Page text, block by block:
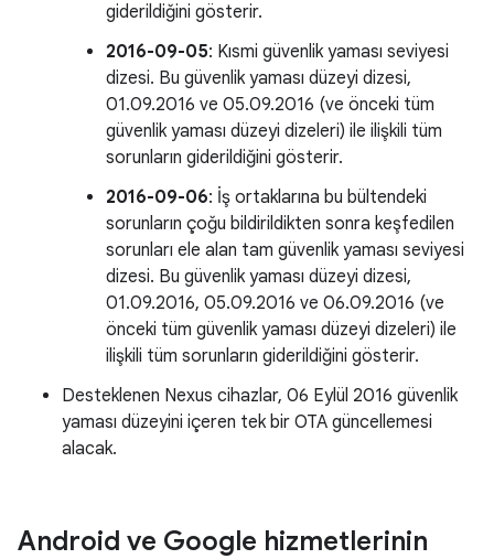
giderildiğini gösterir.
2016-09-05: Kısmi güvenlik yaması seviyesi
dizesi. Bu güvenlik yaması düzeyi dizesi,
01.09.2016 ve 05.09.2016 (ve önceki tüm
güvenlik yaması düzeyi dizeleri) ile ilişkili tüm
sorunların giderildiğini gösterir.
2016-09-06: İş ortaklarına bu bültendeki
sorunların çoğu bildirildikten sonra keşfedilen
sorunları ele alan tam güvenlik yaması seviyesi
dizesi. Bu güvenlik yaması düzeyi dizesi,
01.09.2016, 05.09.2016 ve 06.09.2016 (ve
önceki tüm güvenlik yaması düzeyi dizeleri) ile
ilişkili tüm sorunların giderildiğini gösterir.
Desteklenen Nexus cihazlar, 06 Eylül 2016 güvenlik
yaması düzeyini içeren tek bir OTA güncellemesi
alacak.
Android ve Google hizmetlerinin